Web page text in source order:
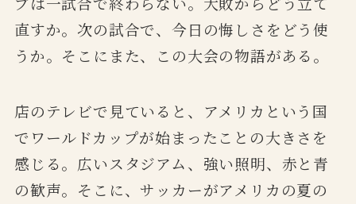
直すか。次の試合で、今日の悔しさをどう使
うか。そこにまた、この大会の物語がある。
店のテレビで見ていると、アメリカという国
でワールドカップが始まったことの大きさを
感じる。広いスタジアム、強い照明、赤と青
の歓声。そこに、サッカーがアメリカの夏の